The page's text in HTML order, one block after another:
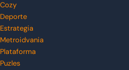
Cozy
Deporte
Estrategia
Metroidvania
Plataforma
Puzles